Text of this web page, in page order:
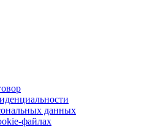
данных
файлах